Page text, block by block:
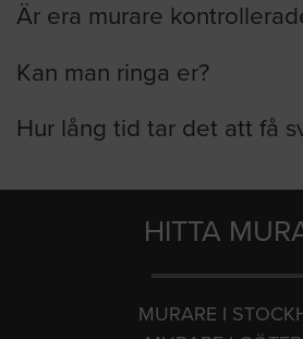
Är era murare
Kan man ringa er?
Hur lång tid tar det att få
HITTA
MURARE I